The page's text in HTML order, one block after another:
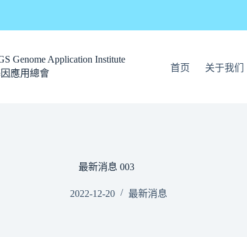
Genome Application Institute
應用總會
首页 关于我们
最新消息 003
2022-12-20 最新消息